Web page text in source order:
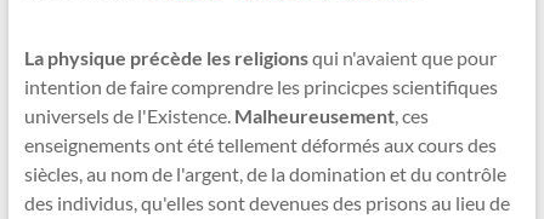
La physique précède les religionsqui n'avaient que pour
intention de faire comprendre les princicpes scientifiques
universels de l'Existence. Malheureusement, ces
enseignements ont été tellement déformés aux cours des
siècles, au nom de l'argent, de la domination et du contrôle
des individus, qu'elles sont devenues des prisons au lieu de